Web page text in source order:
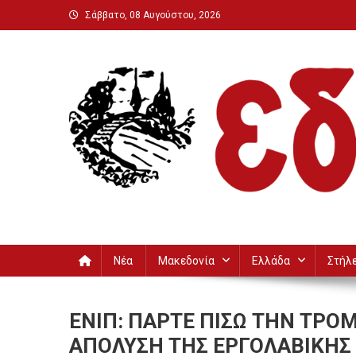
Μεταπηδήστε
στο
Σάββατο, 08 Αυγούστου, 2026
Νέα Μακεδονία Ελλάδα
ΕΝΙΠ: ΠΑΡΤΕ ΠΙΣΩ ΤΗΝ
ΑΠΟΛΥΣΗ ΤΗΣ